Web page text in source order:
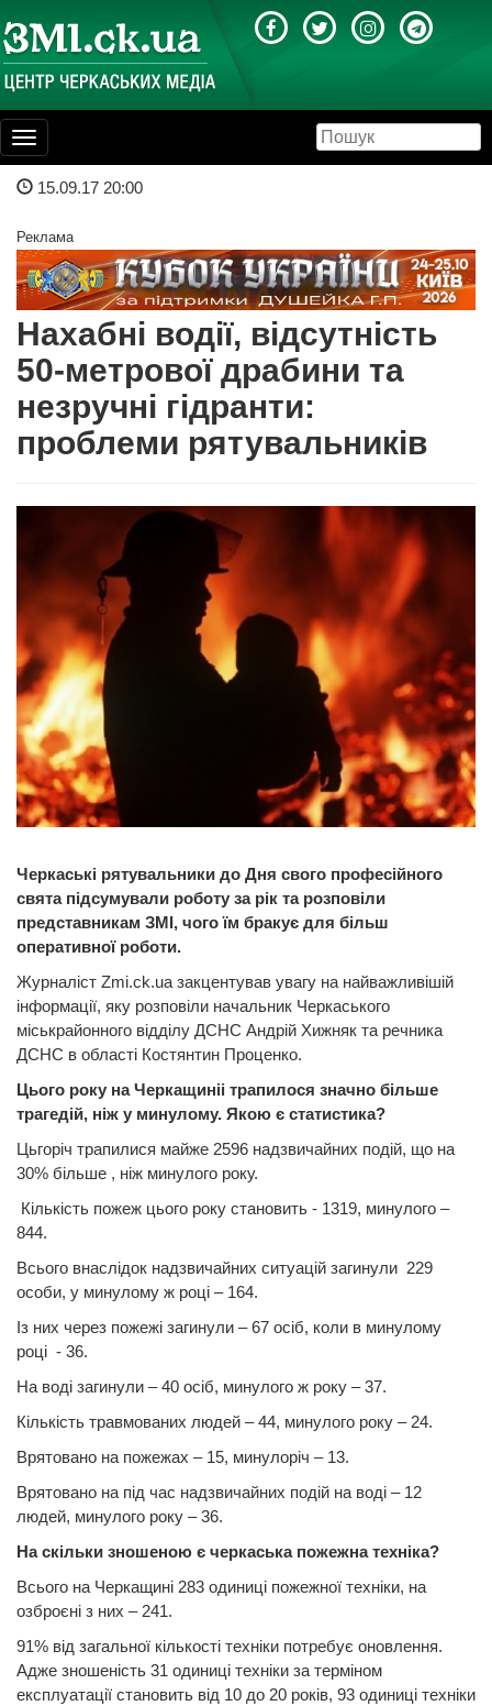
Toggle
navigation
15.09.17 20:00
Реклама
Нахабні водії, відсутність
50-метрової драбини та
незручні гідранти:
проблеми рятувальників
Черкаські рятувальники до Дня свого професійного
свята підсумували роботу за рік та розповіли
представникам ЗМІ, чого їм бракує для більш
оперативної роботи.
Журналіст Zmi.ck.ua закцентував увагу на найважливішій
інформації, яку розповіли начальник Черкаського
міськрайонного відділу ДСНС Андрій Хижняк та речника
ДСНС в області Костянтин Проценко.
Цього року на Черкащиніі трапилося значно більше
трагедій, ніж у минулому. Якою є статистика?
Цьгоріч трапилися майже 2596 надзвичайних подій, що на
30% більше , ніж минулого року.
Кількість пожеж цього року становить - 1319, минулого –
844.
Всього внаслідок надзвичайних ситуацій загинули 229
особи, у минулому ж році – 164.
Із них через пожежі загинули – 67 осіб, коли в минулому
році - 36.
На воді загинули – 40 осіб, минулого ж року – 37.
Кількість травмованих людей – 44, минулого року – 24.
Врятовано на пожежах – 15, минулоріч – 13.
Врятовано на під час надзвичайних подій на воді – 12
людей, минулого року – 36.
На скільки зношеною є черкаська пожежна техніка?
Всього на Черкащині 283 одиниці пожежної техніки, на
озброєні з них – 241.
91% від загальної кількості техніки потребує оновлення.
Адже зношеність 31 одиниці техніки за терміном
експлуатації становить від 10 до 20 років, 93 одиниці техніки